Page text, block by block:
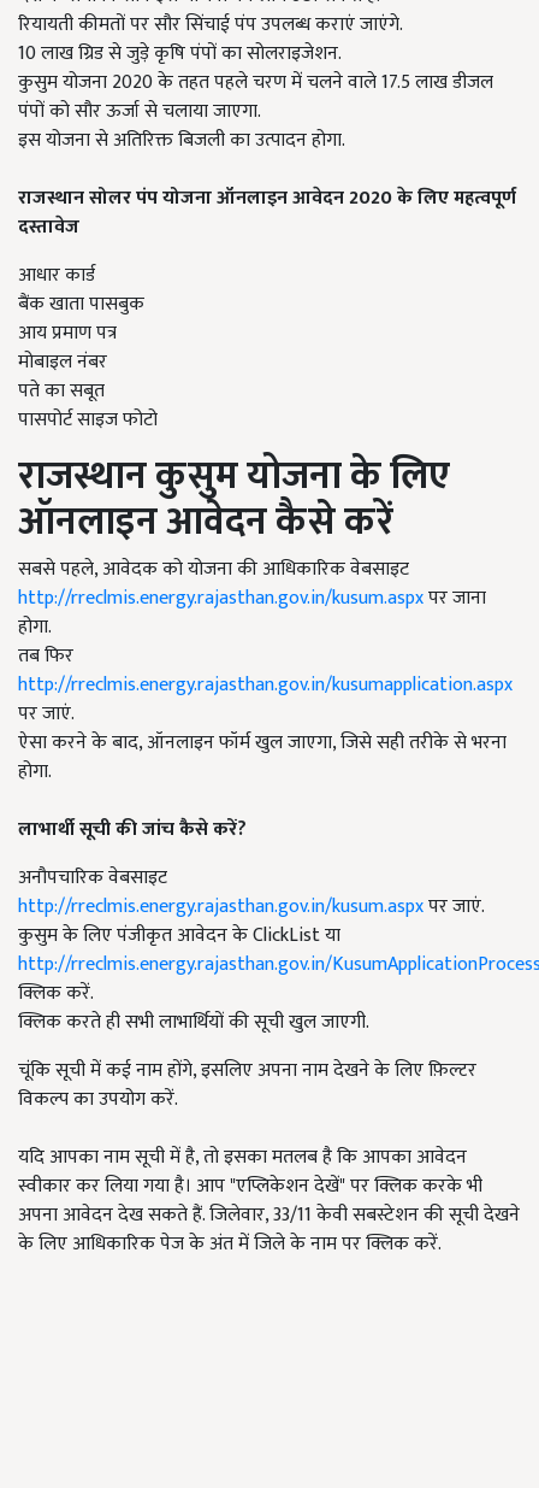
रियायती कीमतों पर सौर सिंचाई पंप उपलब्ध कराएं जाएंगे.
10 लाख ग्रिड से जुड़े कृषि पंपों का सोलराइजेशन.
कुसुम योजना 2020 के तहत पहले चरण में चलने वाले 17.5 लाख डीजल
पंपों को सौर ऊर्जा से चलाया जाएगा.
इस योजना से अतिरिक्त बिजली का उत्पादन होगा.
राजस्थान सोलर पंप योजना ऑनलाइन आवेदन2020के लिए महत्वपूर्ण
दस्तावेज
आधार कार्ड
बैंक खाता पासबुक
आय प्रमाण पत्र
मोबाइल नंबर
पते का सबूत
पासपोर्ट साइज फोटो
राजस्थान कुसुम योजनाके लिए
ऑनलाइन आवेदन कैसे करें
सबसे पहले, आवेदक को योजना की आधिकारिक वेबसाइट
http://rreclmis.energy.rajasthan.gov.in/kusum.aspxपर जाना
होगा.
तब फिर
http://rreclmis.energy.rajasthan.gov.in/kusumapplication.aspx
पर जाएं.
ऐसा करने के बाद, ऑनलाइन फॉर्म खुल जाएगा, जिसे सही तरीके से भरना
होगा.
लाभार्थी सूची की जांच कैसे करें?
अनौपचारिक वेबसाइट
http://rreclmis.energy.rajasthan.gov.in/kusum.aspxपर जाएं.
कुसुम के लिए पंजीकृत आवेदन के ClickList या
http://rreclmis.energy.rajasthan.gov.in/
क्लिक करें.
क्लिक करते ही सभी लाभार्थियों की सूची खुल जाएगी.
चूंकि सूची में कई नाम होंगे, इसलिए अपना नाम देखने के लिए फ़िल्टर
विकल्प का उपयोग करें.
यदि आपका नाम सूची में है, तो इसका मतलब है कि आपका आवेदन
स्वीकार कर लिया गया है। आप "एप्लिकेशन देखें" पर क्लिक करके भी
अपना आवेदन देख सकते हैं. जिलेवार, 33/11 केवी सबस्टेशन की सूची देखने
के लिए आधिकारिक पेज के अंत में जिले के नाम पर क्लिक करें.